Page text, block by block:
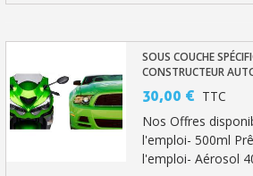
Gagnez des points de fidélité à
Livraison sous 24 h en
Retour produits sous 14
Réduction de 5€ sur la première
10€ de bon d'achat pour
Inscription à la newsletter : 5€
SOUS COUCHE
CONSTRUCTEUR
30,00 € TTC
Nos Offres
l'emploi- 500ml
l'emploi- Aérosol